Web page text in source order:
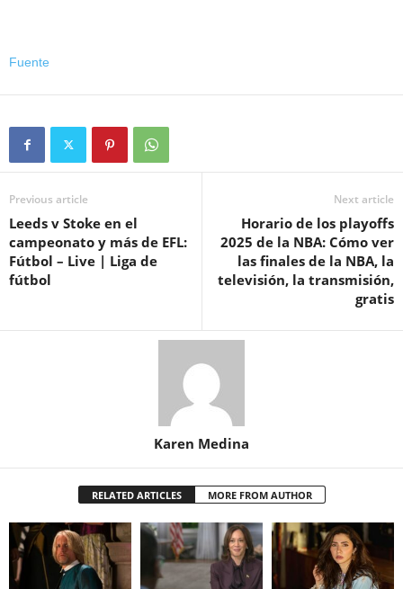
Fuente
Previous article
Leeds v Stoke en el
campeonato y más de EFL:
Fútbol – Live | Liga de
fútbol
Next article
Horario de los playoffs
2025 de la NBA: Cómo ver
las finales de la NBA, la
televisión, la transmisión,
gratis
Karen Medina
RELATED ARTICLES MORE FROM AUTHOR